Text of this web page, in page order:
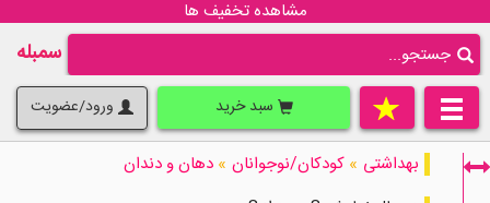
مشاهده تخفیف ها
سمبله
سبد خرید ورود/عضویت
بهداشتی » کودکان/نوجوانان » دهان و دندان